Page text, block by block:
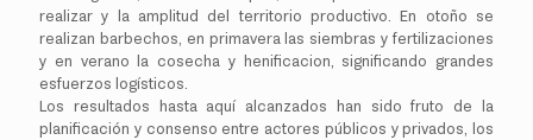
realizar y la amplitud del territorio productivo. En otoño se
realizan barbechos, en primavera las siembras y fertilizaciones
y en verano la cosecha y henificacion, significando grandes
esfuerzos logísticos.
Los resultados hasta aquí alcanzados han sido fruto de la
planificación y consenso entre actores públicos y privados, los